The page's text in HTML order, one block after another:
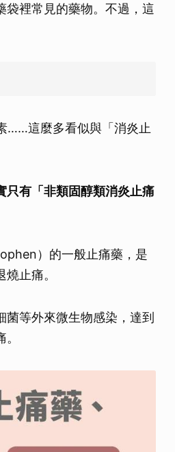
袋裡常見的藥物。不過，這
……這麼多看似與「消炎止
只有「非類固醇類消炎止痛
）的一般止痛藥，是
止痛。
等外來微生物感染，達到